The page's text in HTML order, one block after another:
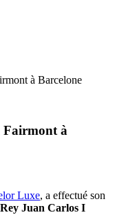
à Barcelone
Fairmont à
Luxe, a effectué son
Juan Carlos I